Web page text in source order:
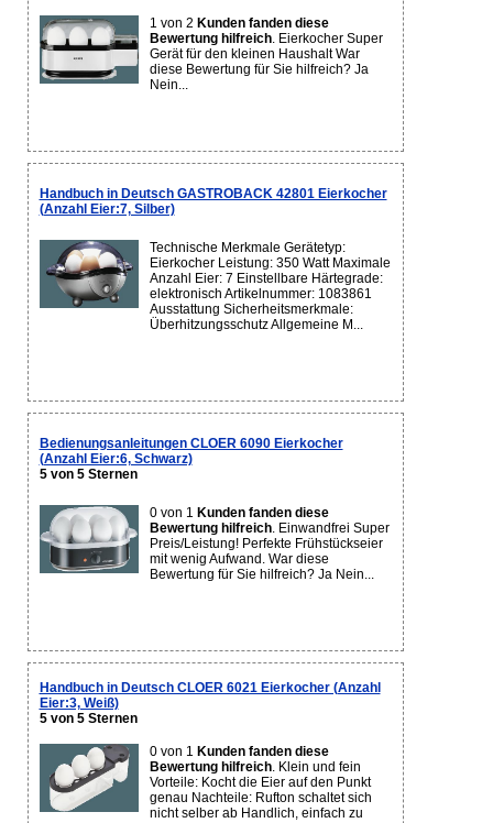
1 von 2 Kunden fanden diese
Bewertung hilfreich. Eierkocher Super
Gerät für den kleinen Haushalt War
diese Bewertung für Sie hilfreich? Ja
Nein...
Handbuch in Deutsch GASTROBACK 42801 Eierkocher
(Anzahl Eier:7, Silber)
Technische Merkmale Gerätetyp:
Eierkocher Leistung: 350 Watt Maximale
Anzahl Eier: 7 Einstellbare Härtegrade:
elektronisch Artikelnummer: 1083861
Ausstattung Sicherheitsmerkmale:
Überhitzungsschutz Allgemeine M...
Bedienungsanleitungen CLOER 6090 Eierkocher
(Anzahl Eier:6, Schwarz)
5 von 5 Sternen
0 von 1 Kunden fanden diese
Bewertung hilfreich. Einwandfrei Super
Preis/Leistung! Perfekte Frühstückseier
mit wenig Aufwand. War diese
Bewertung für Sie hilfreich? Ja Nein...
Handbuch in Deutsch CLOER 6021 Eierkocher (Anzahl
Eier:3, Weiß)
5 von 5 Sternen
0 von 1 Kunden fanden diese
Bewertung hilfreich. Klein und fein
Vorteile: Kocht die Eier auf den Punkt
genau Nachteile: Rufton schaltet sich
nicht selber ab Handlich, einfach zu